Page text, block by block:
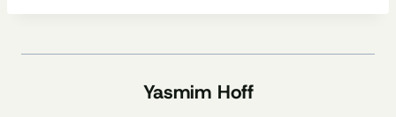
Yasmim Hoff